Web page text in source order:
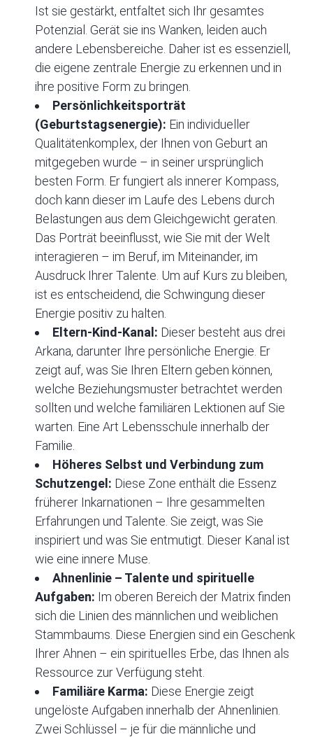
Ist sie gestärkt, entfaltet sich Ihr gesamtes
Potenzial. Gerät sie ins Wanken, leiden auch
andere Lebensbereiche. Daher ist es essenziell,
die eigene zentrale Energie zu erkennen und in
ihre positive Form zu bringen.
Persönlichkeitsporträt
(Geburtstagsenergie): Ein individueller
Qualitätenkomplex, der Ihnen von Geburt an
mitgegeben wurde – in seiner ursprünglich
besten Form. Er fungiert als innerer Kompass,
doch kann dieser im Laufe des Lebens durch
Belastungen aus dem Gleichgewicht geraten.
Das Porträt beeinflusst, wie Sie mit der Welt
interagieren – im Beruf, im Miteinander, im
Ausdruck Ihrer Talente. Um auf Kurs zu bleiben,
ist es entscheidend, die Schwingung dieser
Energie positiv zu halten.
Eltern-Kind-Kanal: Dieser besteht aus drei
Arkana, darunter Ihre persönliche Energie. Er
zeigt auf, was Sie Ihren Eltern geben können,
welche Beziehungsmuster betrachtet werden
sollten und welche familiären Lektionen auf Sie
warten. Eine Art Lebensschule innerhalb der
Familie.
Höheres Selbst und Verbindung zum
Schutzengel: Diese Zone enthält die Essenz
früherer Inkarnationen – Ihre gesammelten
Erfahrungen und Talente. Sie zeigt, was Sie
inspiriert und was Sie entmutigt. Dieser Kanal ist
wie eine innere Muse.
Ahnenlinie – Talente und spirituelle
Aufgaben: Im oberen Bereich der Matrix finden
sich die Linien des männlichen und weiblichen
Stammbaums. Diese Energien sind ein Geschenk
Ihrer Ahnen – ein spirituelles Erbe, das Ihnen als
Ressource zur Verfügung steht.
Familiäre Karma: Diese Energie zeigt
ungelöste Aufgaben innerhalb der Ahnenlinien.
Zwei Schlüssel – je für die männliche und